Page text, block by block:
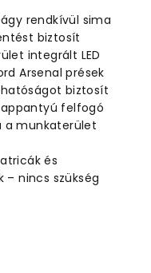
rendkívül sima
biztosít
integrált LED
Arsenal prések
biztosít
felfogó
a munkaterület
és
nincs szükség